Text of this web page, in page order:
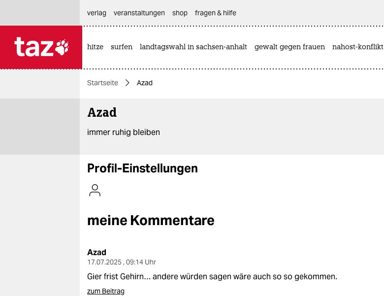
themen
politik
öko
sport
berlin
wahrheit
verlag
verlag
veranstaltungen shop fragen & hilfe
hitze surfen landtagswahl in sachsen-anhalt gewalt gegen frauen nahost-konflikt
Startseite Azad
Azad
immer ruhig bleiben
Profil-Einstellungen
meine Kommentare
Azad
17.07.2025 , 09:14 Uhr
Gier frist Gehirn… andere würden sagen wäre auch so so gekommen.
zum Beitrag